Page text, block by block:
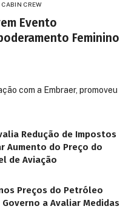
CABIN CREW
Evento
Feminino
com a Embraer, promoveu
Redução de Impostos
Aumento do Preço do
de Aviação
Preços do Petróleo
a Avaliar Medidas